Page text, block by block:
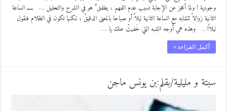
وجودية ! ولما أعجز عن الإجابة بسبب عدم الفهم ، يطفق ُ هو في الشرح والتحليل … ـــــ الساعة
الثانية زوالاً تتشابه مع الساعة الثانية ليلاً أو صباحا بالمعنى الدقيقْ ، لكنها تكون في الظلام فنقول
ليلاً!… وهذه هي أوجه الشبه التي خَفيتْ عنك يا …
أكمل القراءة »
سبتة و مليلية/بقلم:بن يونس ماجن